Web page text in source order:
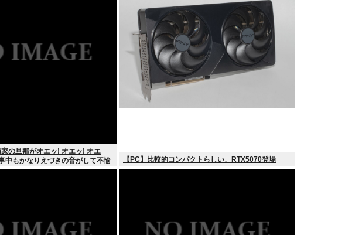
家の旦那がオエッ! オエッ! オエ
中もかなりえづきの音がして不愉
す…」
【PC】比較的コンパクトらしい、RTX5070登場